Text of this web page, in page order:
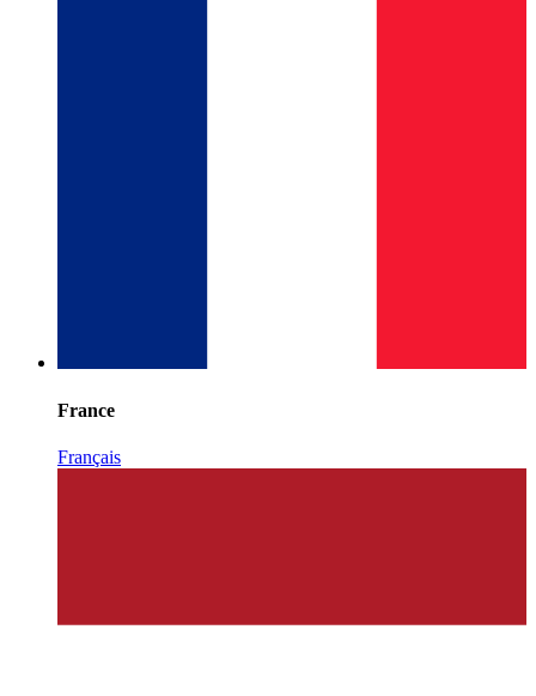
France
Français